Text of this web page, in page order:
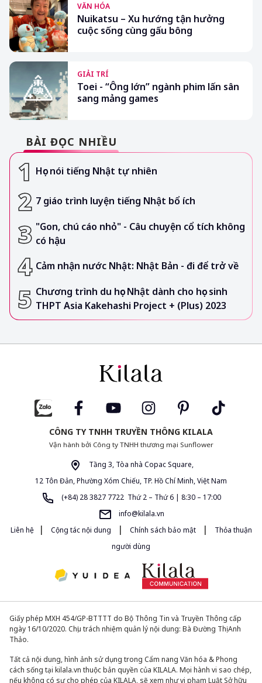
VĂN HÓA
Nuikatsu – Xu hướng tận hưởng
cuộc sống cùng gấu bông
GIẢI TRÍ
Toei - “Ông lớn” ngành phim lấn sân
sang mảng games
BÀI ĐỌC NHIỀU
Học nói tiếng Nhật tự nhiên
7 giáo trình luyện tiếng Nhật bổ ích
"Gon, chú cáo nhỏ" - Câu chuyện cổ tích không
có hậu
Cảm nhận nước Nhật: Nhật Bản - đi để trở về
Chương trình du học Nhật dành cho học sinh
THPT Asia Kakehashi Project + (Plus) 2023
CÔNG TY TNHH TRUYỀN THÔNG KILALA
Vận hành bởi Công ty TNHH thương mại Sunflower
Tầng 3, Tòa nhà Copac Square,
12 Tôn Đản, Phường Xóm Chiếu, TP. Hồ Chí Minh, Việt Nam
(+84) 28 3827 7722 Thứ 2 – Thứ 6 | 8:30 – 17:00
info@kilala.vn
Liên hệ
| Cộng tác nội dung | Chính sách bảo mật |
Thỏa thuận
người dùng
Giấy phép MXH 454/GP-BTTTT do Bộ Thông Tin và Truyền Thông cấp
ngày 16/10/2020. Chịu trách nhiệm quản lý nội dung: Bà Đường Thị Anh
Thảo.
Tất cả nội dung, hình ảnh sử dụng trong Cẩm nang Văn hóa & Phong
cách sống tại kilala.vn thuộc bản quyền của KILALA. Mọi hành vi sao chép,
nếu không có sự cho phép của KILALA, sẽ xem như vi phạm Luật Sở hữu